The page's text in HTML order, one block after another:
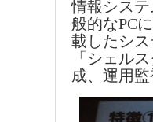
情報シス
般的なPC
載したシス
「シェル
成、運用